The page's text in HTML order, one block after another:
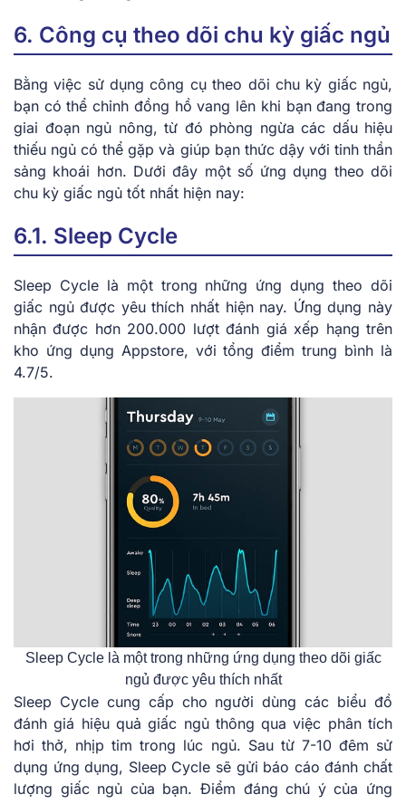
6. Công cụ theo dõi chu kỳ giấc ngủ
Bằng việc sử dụng công cụ theo dõi chu kỳ giấc ngủ,
bạn có thể chỉnh đồng hồ vang lên khi bạn đang trong
giai đoạn ngủ nông, từ đó phòng ngừa các dấu hiệu
thiếu ngủ có thể gặp và giúp bạn thức dậy với tinh thần
sảng khoái hơn. Dưới đây một số ứng dụng theo dõi
chu kỳ giấc ngủ tốt nhất hiện nay:
6.1. Sleep Cycle
Sleep Cycle là một trong những ứng dụng theo dõi
giấc ngủ được yêu thích nhất hiện nay. Ứng dụng này
nhận được hơn 200.000 lượt đánh giá xếp hạng trên
kho ứng dụng Appstore, với tổng điểm trung bình là
4.7/5.
Sleep Cycle là một trong những ứng dụng theo dõi giấc
ngủ được yêu thích nhất
Sleep Cycle cung cấp cho người dùng các biểu đồ
đánh giá hiệu quả giấc ngủ thông qua việc phân tích
hơi thở, nhịp tim trong lúc ngủ. Sau từ 7-10 đêm sử
dụng ứng dụng, Sleep Cycle sẽ gửi báo cáo đánh chất
lượng giấc ngủ của bạn. Điểm đáng chú ý của ứng